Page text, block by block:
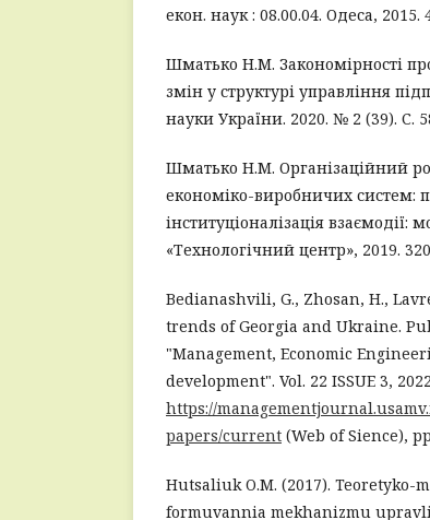
екон. наук : 08.00.04. Одеса, 2015.
Шматько Н.М. Закономірності
змін у структурі управління
науки України. 2020. № 2 (39). С.
Шматько Н.М. Організаційний
економіко-виробничих систем:
інституціоналізація взаємодії:
«Технологічний центр», 2019.
Bedianashvili, G., Zhosan, H.,
trends of Georgia and Ukraine.
"Management, Economic
development". Vol. 22 ISSUE 3, 2022
https://
papers/current (Web of Sience),
Hutsaliuk O.M. (2017). Teoretyko-
formuvannia mekhanizmu